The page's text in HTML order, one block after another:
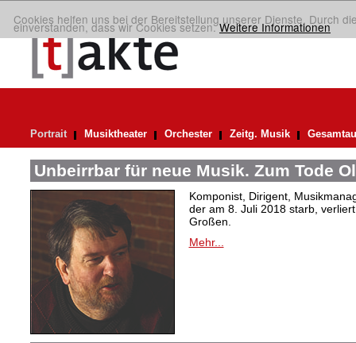
Cookies helfen uns bei der Bereitstellung unserer Dienste. Durch
einverstanden, dass wir Cookies setzen.Weitere Informationen
Portrait Musiktheater Orchester Zeitg. Musik
Unbeirrbar für neue Musik. Zum Tode
Komponist, Dirigent,
der am 8. Juli 2018 starb,
Großen.
Mehr...